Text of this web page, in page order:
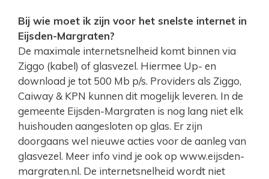
Bij wie moet ik zijn voor het snelste internet in
Eijsden-Margraten?
De maximale internetsnelheid komt binnen via
Ziggo (kabel) of glasvezel. Hiermee Up- en
download je tot 500 Mb p/s. Providers als Ziggo,
Caiway & KPN kunnen dit mogelijk leveren. In de
gemeente Eijsden-Margraten is nog lang niet elk
huishouden aangesloten op glas. Er zijn
doorgaans wel nieuwe acties voor de aanleg van
glasvezel. Meer info vind je ook op www.eijsden-
margraten.nl. De internetsnelheid wordt niet